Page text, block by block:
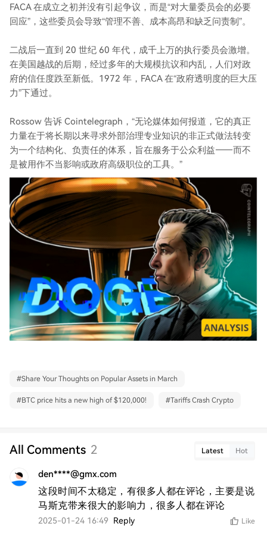
FACA 在成立之初并没有引起争议，而是“对大量委员会的必要
回应”，这些委员会导致“管理不善、成本高昂和缺乏问责制”。
二战后一直到 20 世纪 60 年代，成千上万的执行委员会激增。
在美国越战的后期，经过多年的大规模抗议和内乱，人们对政
府的信任度跌至新低。1972 年，FACA 在“政府透明度的巨大压
力”下通过。
Rossow 告诉 Cointelegraph，“无论媒体如何报道，它的真正
力量在于将长期以来寻求外部治理专业知识的非正式做法转变
为一个结构化、负责任的体系，旨在服务于公众利益——而不
是被用作不当影响或政府高级职位的工具。”
#Share Your Thoughts on Popular Assets in March
#BTC price hits a new high of $120,000! #Tariffs Crash Crypto
All Comments 2 Latest Hot
den****@gmx.com
这段时间不太稳定，有很多人都在评论，主要是说
马斯克带来很大的影响力，很多人都在评论
2025-01-24 16:49 Reply Like